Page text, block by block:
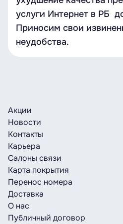
услуги Интернет в РБ
Приносим свои
неудобства.
Акции
Новости
Контакты
Карьера
Салоны связи
Карта покрытия
Перенос номера
Доставка
О нас
Публичный договор